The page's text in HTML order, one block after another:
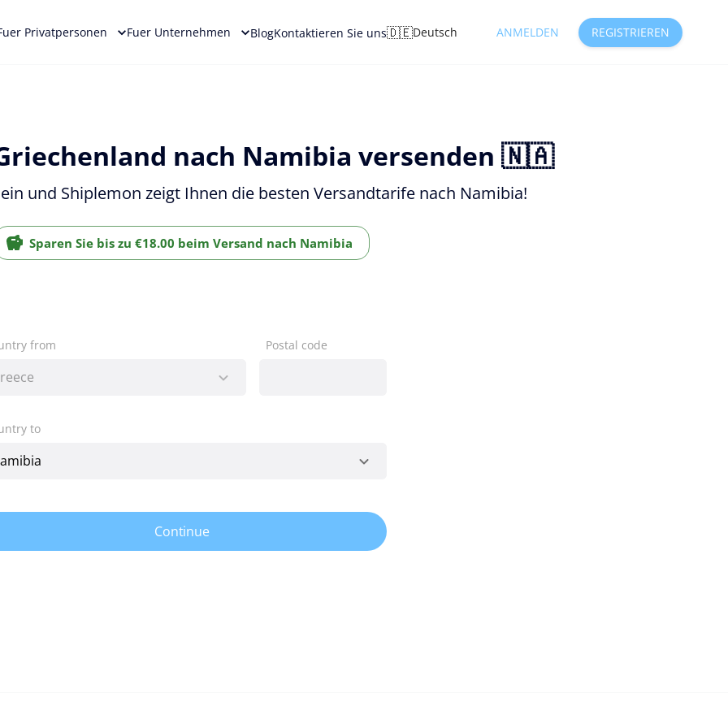
Privatpersonen Fuer Unternehmen BlogKontaktieren Sie uns🇩🇪Deutsch ANMELDEN REGISTRIEREN
nach Namibia versenden 🇳🇦
und Shiplemon zeigt Ihnen die besten Versandtarife nach Namibia!
Sparen Sie bis zu €18.00 beim Versand nach Namibia
from Postal code
to
Continue